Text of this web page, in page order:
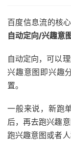
百度信息流的核
自动定向/兴趣意
自动定向，可以
兴趣意图即兴趣
置。
一般来说，新跑
后，再去跑兴趣
跑兴趣意图或者